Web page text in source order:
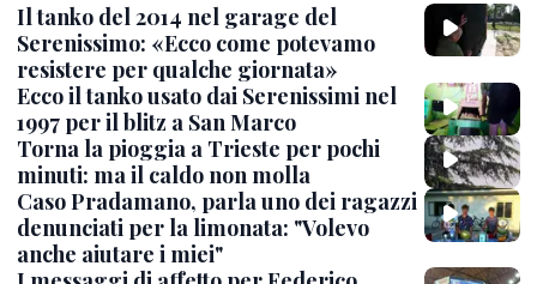
Il tanko del 2014 nel garage del
Serenissimo: «Ecco come potevamo
resistere per qualche giornata»
Ecco il tanko usato dai Serenissimi nel
1997 per il blitz a San Marco
Torna la pioggia a Trieste per pochi
minuti: ma il caldo non molla
Caso Pradamano, parla uno dei ragazzi
denunciati per la limonata: "Volevo
anche aiutare i miei"